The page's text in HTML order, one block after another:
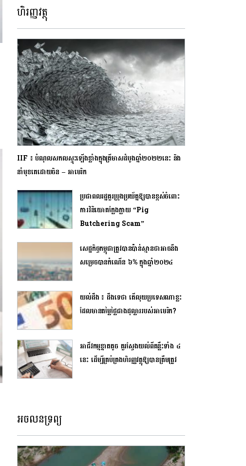
ហិរញ្ញវត្ថុ
IIF ៖ បំណុលសកលស្ទុះឡើងខ្លាំងក្នុងត្រីមាសដំបូងឆ្នាំ២០២២នេះ និង
នាំមុខគេដោយចិន – អាមេរិក
ប្រជាពលរដ្ឋគួរប្រុងប្រយ័ត្នឱ្យបានខ្ពស់ចំពោះ
ការវិនិយោគក្លែងក្លាយ “Pig
Butchering Scam”
សេដ្ឋកិច្ចកម្ពុជាត្រូវបានប៉ាន់ស្មានថាអាចនឹង
សម្រេចបានកំណើន ៦% ក្នុងឆ្នាំ២០២៤
យល់ដឹង ៖ ដឹងទេថា តើលុយប្រទេសណាខ្លះ
ដែលមានតម្លៃថ្លៃជាងដុល្លាររបស់អាមេរិក?
អាជីវកម្មខ្នាតតូច គួរស្វែងយល់ពីគន្លឹះទាំង ៤
នេះ ដើម្បីគ្រប់គ្រងហិរញ្ញវត្ថុឱ្យបានត្រឹមត្រូវ
អចលនទ្រព្យ